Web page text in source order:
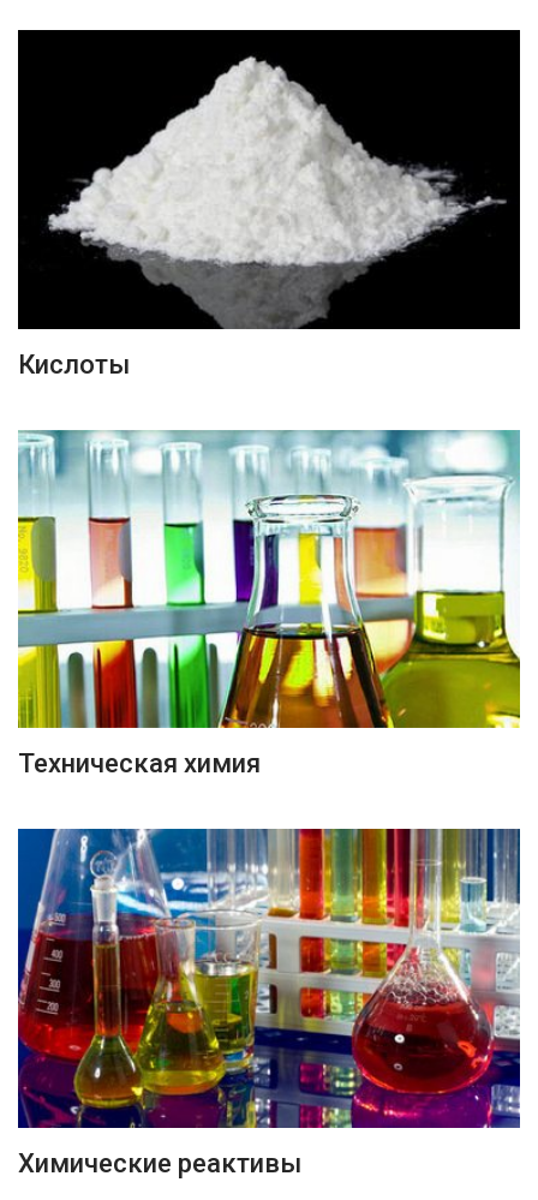
ПОДРОБНЕЕ
Кислоты
ПОДРОБНЕЕ
Техническая химия
ПОДРОБНЕЕ
Химические реактивы